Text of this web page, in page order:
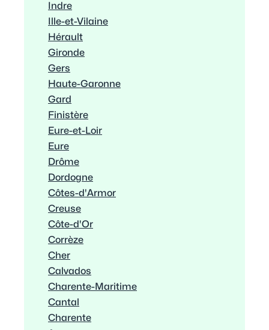
Indre
Ille-et-Vilaine
Hérault
Gironde
Gers
Haute-Garonne
Gard
Finistère
Eure-et-Loir
Eure
Drôme
Dordogne
Côtes-d'Armor
Creuse
Côte-d'Or
Corrèze
Cher
Calvados
Charente-Maritime
Cantal
Charente